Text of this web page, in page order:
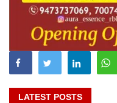
LATEST POSTS